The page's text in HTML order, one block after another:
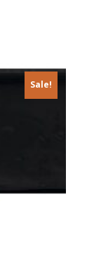
Sale!